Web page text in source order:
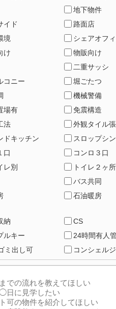
地下物件
イド
路面店
境
シェアオフ
け
物販向け
二重サッシ
コニー
堀ごたつ
機械警備
場有
免震構造
法
外観タイル張
ドキッチン
スロップシ
口
コンロ３口
レ別
トイレ２ヶ所
バス共同
石油暖房
納
CS
ルキー
24時間有人
ミ出し可
コンシェル